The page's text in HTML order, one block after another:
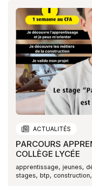
ACTUALITÉS
PARCOURS
COLLÈGE LYCÉE
apprentissage, jeunes,
stages, btp,